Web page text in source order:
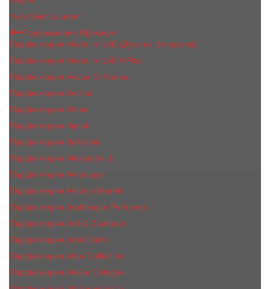
Yves Saint Laurent
Парфюмерия Премиум
Парфюмерия Made In UAE (Духи из Эмиратов)
Парфюмерия Made In UAE A Plus
Парфюмерия Acqua Di Parma
Парфюмерия Adisha
Парфюмерия Afnan
Парфюмерия Ajmal
Парфюмерия Aj Arabia
Парфюмерия Alexandre J.
Парфюмерия Amouage
Парфюмерия Antonio Maretti
Парфюмерия Arabesque Perfumes
Парфюмерия Ard Al Zaafaran
Парфюмерия ArteOlfatto
Парфюмерия Attar Collection
Парфюмерия Atelier Cologne